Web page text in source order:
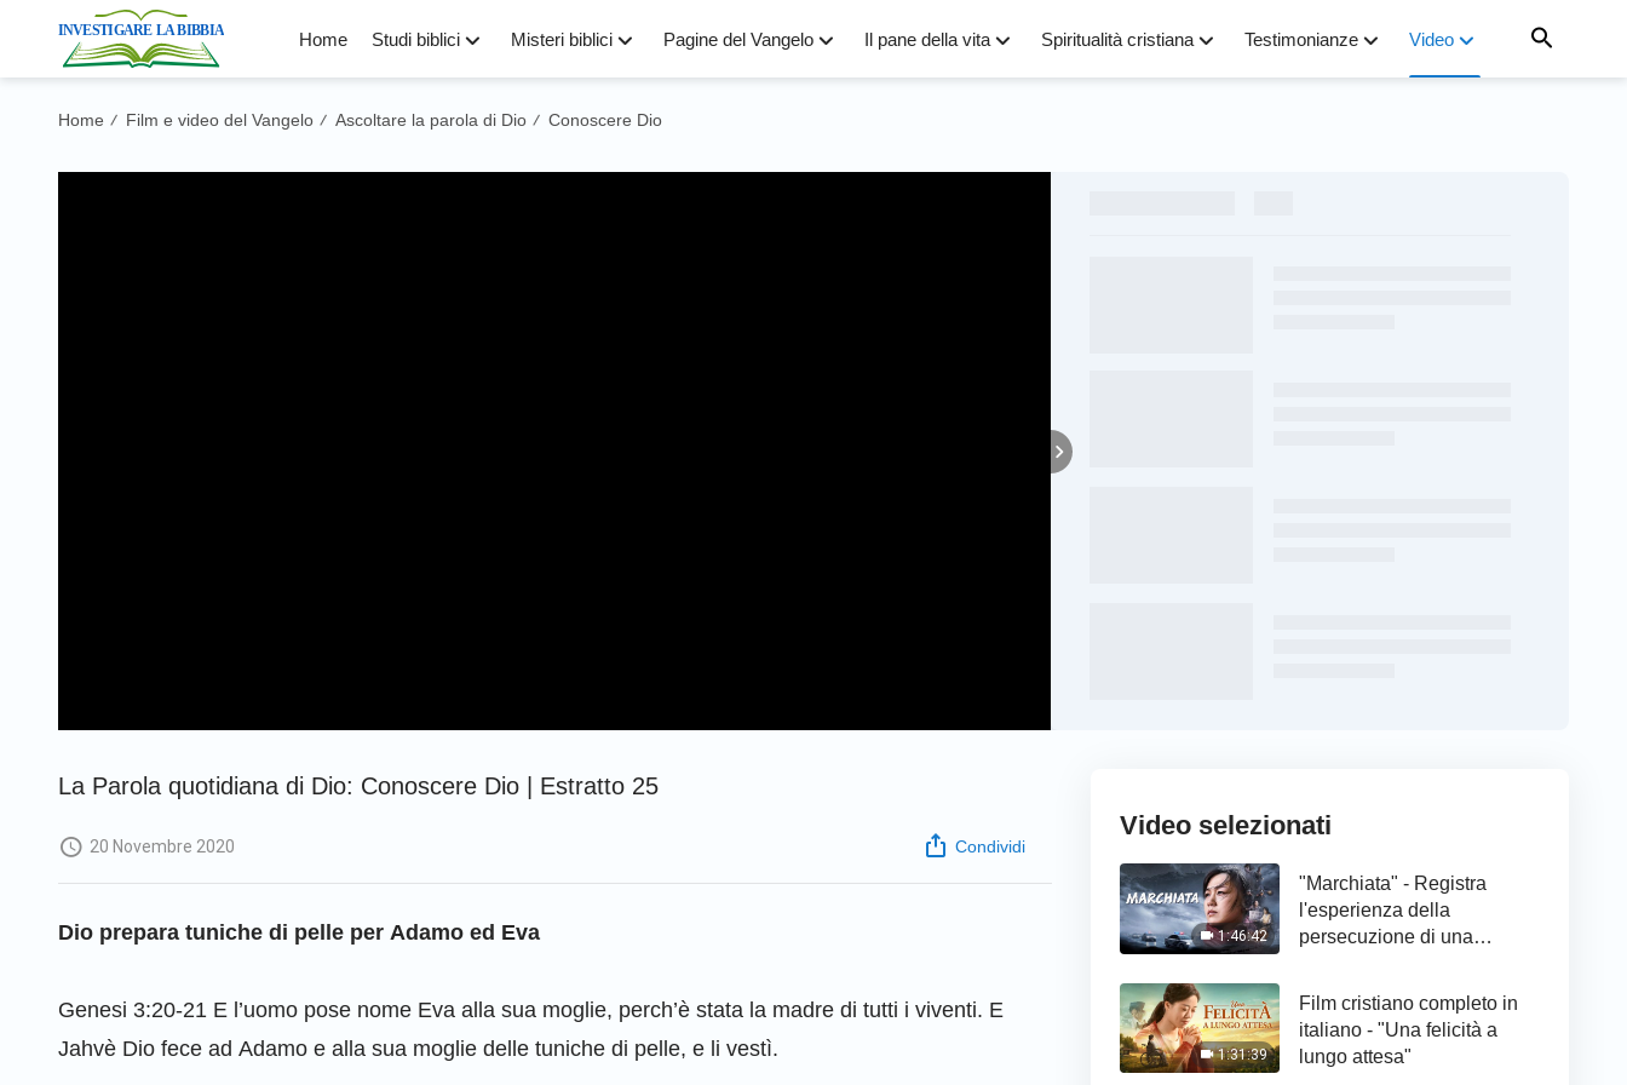
Home Studi biblici Misteri biblici Pagine del Vangelo Il pane della vita Spiritualità cristiana Testimonianze Video
Home / Film e video del Vangelo / Ascoltare la parola di Dio / Conoscere Dio
La Parola quotidiana di Dio: Conoscere Dio | Estratto 25
20 Novembre 2020 Condividi
Dio prepara tuniche di pelle per Adamo ed Eva
Genesi 3:20-21 E l’uomo pose nome Eva alla sua moglie, perch’è stata la madre di tutti i viventi. E
Jahvè Dio fece ad Adamo e alla sua moglie delle tuniche di pelle, e li vestì.
Video selezionati
1:46:42
"Marchiata" - Registra
l'esperienza della
persecuzione di una
1:31:39
Film cristiano completo in
italiano - "Una felicità a
lungo attesa"